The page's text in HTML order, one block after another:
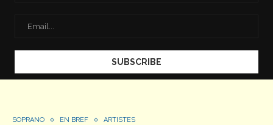
SOPRANO EN BREF ARTISTES